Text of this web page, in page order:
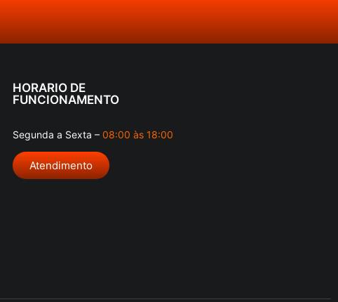
HORARIO DE
FUNCIONAMENTO
Segunda a Sexta – 08:00 às 18:00
Atendimento